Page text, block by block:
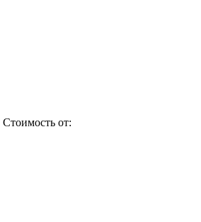
Стоимость от: